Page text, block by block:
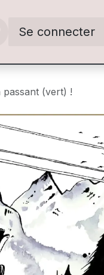
Se connecter
passant (vert) !